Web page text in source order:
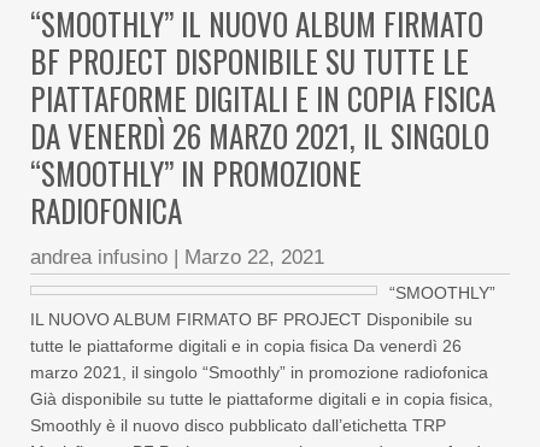
“SMOOTHLY” IL NUOVO ALBUM FIRMATO
BF PROJECT DISPONIBILE SU TUTTE LE
PIATTAFORME DIGITALI E IN COPIA FISICA
DA VENERDÌ 26 MARZO 2021, IL SINGOLO
“SMOOTHLY” IN PROMOZIONE
RADIOFONICA
andrea infusino | Marzo 22, 2021
“SMOOTHLY”
IL NUOVO ALBUM FIRMATO BF PROJECT Disponibile su
tutte le piattaforme digitali e in copia fisica Da venerdì 26
marzo 2021, il singolo “Smoothly” in promozione radiofonica
Già disponibile su tutte le piattaforme digitali e in copia fisica,
Smoothly è il nuovo disco pubblicato dall’etichetta TRP